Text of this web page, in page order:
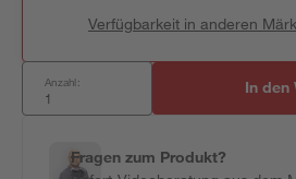
Verfügbarkeit in anderen
Anzahl: In den
Fragen zum Produkt?